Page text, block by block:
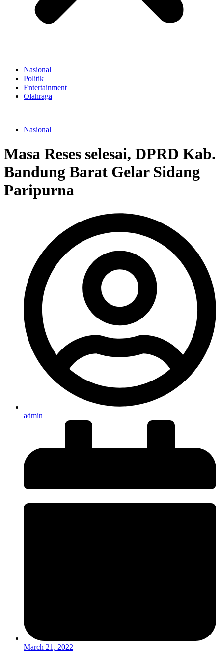
Nasional
Politik
Entertainment
Olahraga
Nasional
Masa Reses selesai, DPRD Kab.
Bandung Barat Gelar Sidang
Paripurna
admin
March 21, 2022